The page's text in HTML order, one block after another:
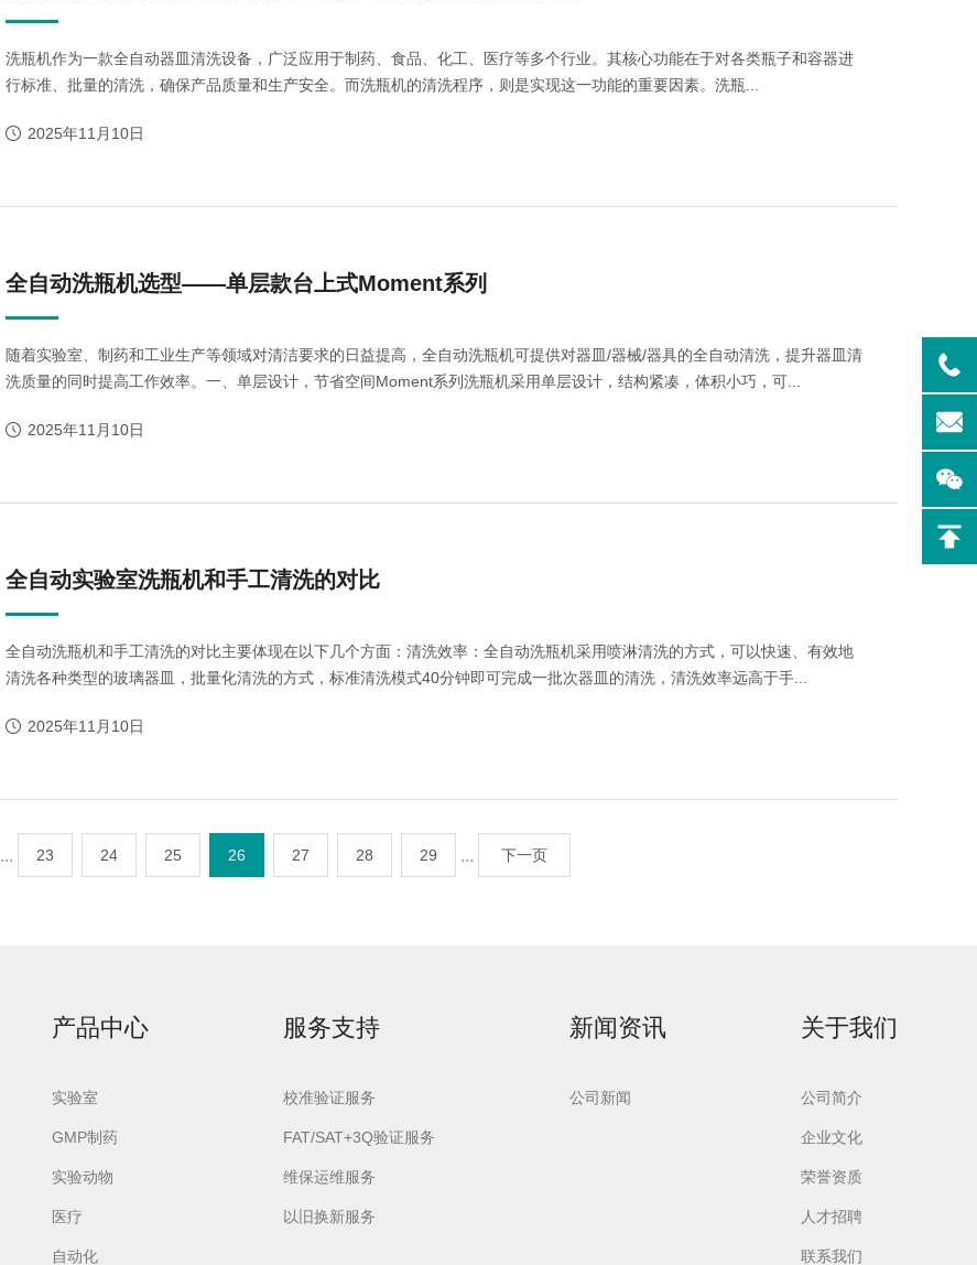
洗瓶机作为一款全自动器皿清洗设备，广泛应用于制药、食品、化工、医疗等多个行业。其核心功能在于对各类瓶子和容器进
行标准、批量的清洗，确保产品质量和生产安全。而洗瓶机的清洗程序，则是实现这一功能的重要因素。洗瓶...
2025年11月10日
全自动洗瓶机选型——单层款台上式Moment系列
随着实验室、制药和工业生产等领域对清洁要求的日益提高，全自动洗瓶机可提供对器皿/器械/器具的全自动清洗，提升器皿清
洗质量的同时提高工作效率。一、单层设计，节省空间Moment系列洗瓶机采用单层设计，结构紧凑，体积小巧，可...
2025年11月10日
全自动实验室洗瓶机和手工清洗的对比
全自动洗瓶机和手工清洗的对比主要体现在以下几个方面：清洗效率：全自动洗瓶机采用喷淋清洗的方式，可以快速、有效地
清洗各种类型的玻璃器皿，批量化清洗的方式，标准清洗模式40分钟即可完成一批次器皿的清洗，清洗效率远高于手...
2025年11月10日
... 23 24 25 26 27 28 29 ... 下一页
产品中心
实验室
GMP制药
实验动物
医疗
自动化
服务支持
校准验证服务
FAT/SAT+3Q验证服务
维保运维服务
以旧换新服务
新闻资讯
公司新闻
关于我们
公司简介
企业文化
荣誉资质
人才招聘
联系我们